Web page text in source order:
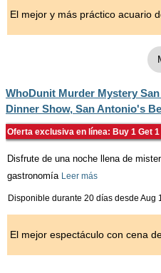
El mejor y más práctico acuario
WhoDunit Murder Mystery
Dinner Show, San Antonio's
Oferta exclusiva en línea: Buy 1 Get 1
Disfrute de una noche llena de
gastronomía Leer más
Disponible durante 20 días desde Aug
El mejor espectáculo con cena